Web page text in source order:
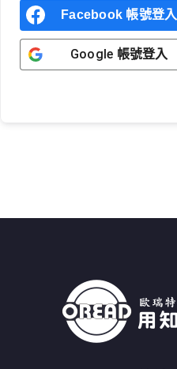
Facebook 帳號登入
Google 帳號登入